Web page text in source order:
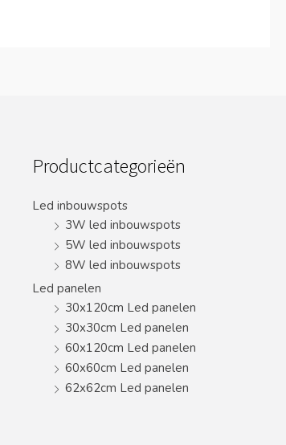
Productcategorieën
Led inbouwspots
3W led inbouwspots
5W led inbouwspots
8W led inbouwspots
Led panelen
30x120cm Led panelen
30x30cm Led panelen
60x120cm Led panelen
60x60cm Led panelen
62x62cm Led panelen